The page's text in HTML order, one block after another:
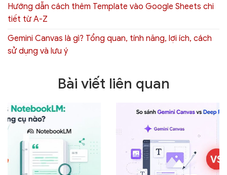
Hướng dẫn cách thêm Template vào Google Sheets chi
tiết từ A-Z
Gemini Canvas là gì? Tổng quan, tính năng, lợi ích, cách
sử dụng và lưu ý
Bài viết liên quan